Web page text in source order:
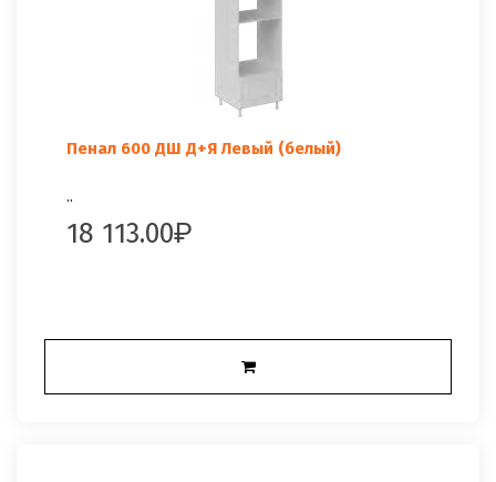
Пенал 600 ДШ Д+Я Левый (белый)
..
18 113.00